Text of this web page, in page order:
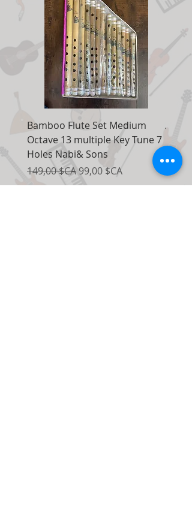
Bamboo Flute Set Medium
Octave 13 multiple Key Tune 7
Holes Nabi& Sons
Prix original
149,00 $CA Prix promotionnel
99,00 $CA
Matte
Prix